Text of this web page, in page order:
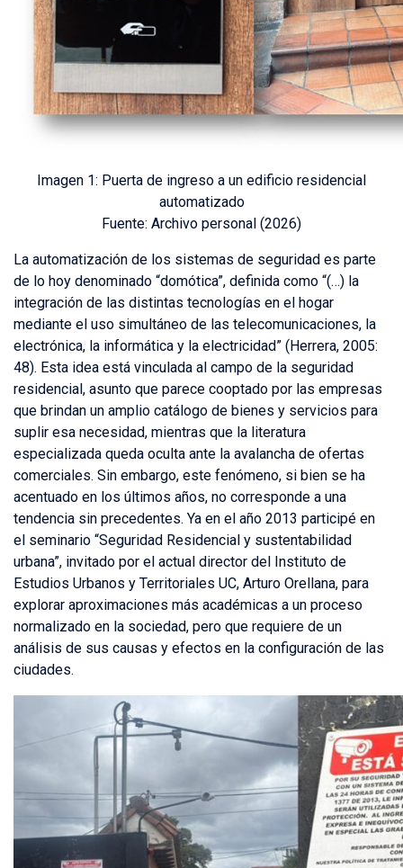
Imagen 1: Puerta de ingreso a un edificio residencial
automatizado
Fuente: Archivo personal (2026)
La automatización de los sistemas de seguridad es parte
de lo hoy denominado “domótica”, definida como “(…) la
integración de las distintas tecnologías en el hogar
mediante el uso simultáneo de las telecomunicaciones, la
electrónica, la informática y la electricidad” (Herrera, 2005:
48). Esta idea está vinculada al campo de la seguridad
residencial, asunto que parece cooptado por las empresas
que brindan un amplio catálogo de bienes y servicios para
suplir esa necesidad, mientras que la literatura
especializada queda oculta ante la avalancha de ofertas
comerciales. Sin embargo, este fenómeno, si bien se ha
acentuado en los últimos años, no corresponde a una
tendencia sin precedentes. Ya en el año 2013 participé en
el seminario “Seguridad Residencial y sustentabilidad
urbana”, invitado por el actual director del Instituto de
Estudios Urbanos y Territoriales UC, Arturo Orellana, para
explorar aproximaciones más académicas a un proceso
normalizado en la sociedad, pero que requiere de un
análisis de sus causas y efectos en la configuración de las
ciudades.